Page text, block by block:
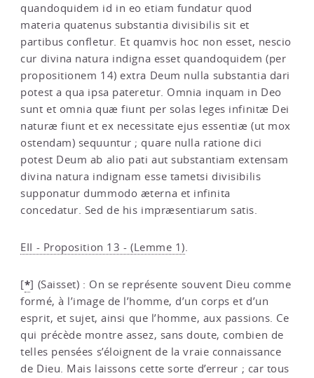
quandoquidem id in eo etiam fundatur quod
materia quatenus substantia divisibilis sit et
partibus confletur. Et quamvis hoc non esset, nescio
cur divina natura indigna esset quandoquidem (per
propositionem 14) extra Deum nulla substantia dari
potest a qua ipsa pateretur. Omnia inquam in Deo
sunt et omnia quæ fiunt per solas leges infinitæ Dei
naturæ fiunt et ex necessitate ejus essentiæ (ut mox
ostendam) sequuntur ; quare nulla ratione dici
potest Deum ab alio pati aut substantiam extensam
divina natura indignam esse tametsi divisibilis
supponatur dummodo æterna et infinita
concedatur. Sed de his impræsentiarum satis.
EII - Proposition 13 - (Lemme 1).
[*] (Saisset) : On se représente souvent Dieu comme
formé, à l’image de l’homme, d’un corps et d’un
esprit, et sujet, ainsi que l’homme, aux passions. Ce
qui précède montre assez, sans doute, combien de
telles pensées s’éloignent de la vraie connaissance
de Dieu. Mais laissons cette sorte d’erreur ; car tous